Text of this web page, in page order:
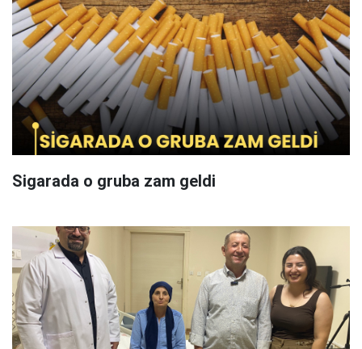
Sigarada o gruba zam geldi